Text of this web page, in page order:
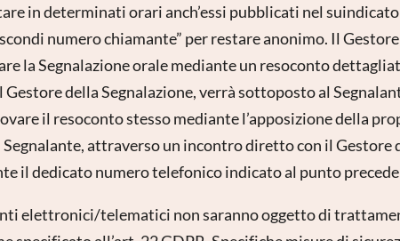
in determinati orari anch’essi pubblicati nel
numero chiamante” per restare anonimo. Il
la Segnalazione orale mediante un resoconto
della Segnalazione, verrà sottoposto al
il resoconto stesso mediante l’apposizione della
attraverso un incontro diretto con il Gestore
il dedicato numero telefonico indicato al punto
elettronici/telematici non saranno oggetto di